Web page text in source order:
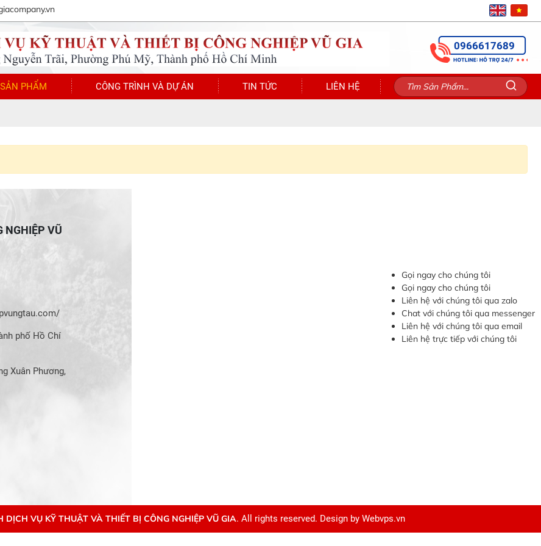
0966617689
SẢN PHẨM CÔNG TRÌNH VÀ DỰ ÁN TIN TỨC LIÊN HỆ
NGHIỆP VŨ
phố Hồ Chí
Xuân Phương,
DỊCH VỤ KỸ THUẬT VÀ THIẾT BỊ CÔNG NGHIỆP VŨ GIA. All rights reserved. Design by Webvps.vn
Gọi ngay cho chúng tôi
Gọi ngay cho chúng tôi
Liên hệ với chúng tôi qua zalo
Chat với chúng tôi qua messenger
Liên hệ với chúng tôi qua email
Liên hệ trực tiếp với chúng tôi